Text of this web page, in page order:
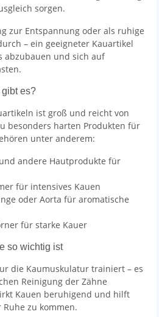
sorgen.
zur Entspannung oder als ruhige
– ein geeigneter Kauartikel
abzubauen und sich auf
es?
ist groß und reicht von
besonders harten Produkten für
unter anderem:
andere Hautprodukte für
für intensives Kauen
oder Aorta für aromatische
für starke Kauer
so wichtig ist
die Kaumuskulatur trainiert – es
Reinigung der Zähne
Kauen beruhigend und hilft
zu kommen.